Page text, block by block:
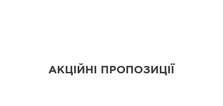
АКЦІЙНІ ПРОПОЗИЦІЇ